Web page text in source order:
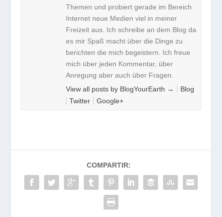
Themen und probiert gerade im Bereich
Internet neue Medien viel in meiner
Freizeit aus. Ich schreibe an dem Blog da
es mir Spaß macht über die Dinge zu
berichten die mich begeistern. Ich freue
mich über jeden Kommentar, über
Anregung aber auch über Fragen.
View all posts by BlogYourEarth →
Blog
Twitter
Google+
COMPARTIR: